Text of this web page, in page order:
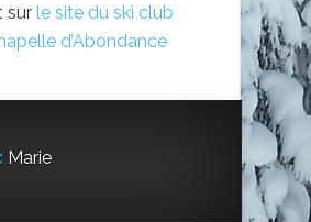
sur le site du ski club
d’Abondance
Marie